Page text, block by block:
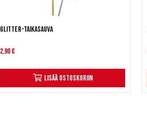
Glitter-taikasauva
2,90 €
Lisää ostoskoriin